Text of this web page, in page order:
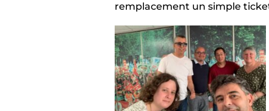
remplacement un simple